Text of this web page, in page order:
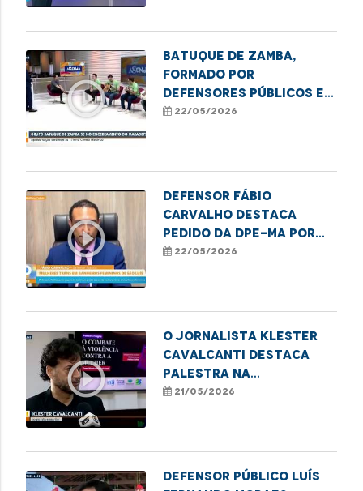
play_circle_outline
Batuque de Zamba,
formado por
defensores públicos e
servidores, toca no
22/05/2026
play_circle_outline
Defensor Fábio
Carvalho destaca
pedido da DPE-MA por
suspensão da lei que
banheiros femininos
22/05/2026
play_circle_outline
O jornalista Klester
Cavalcanti destaca
palestra na
programação do
21/05/2026
Defensor Público Luís